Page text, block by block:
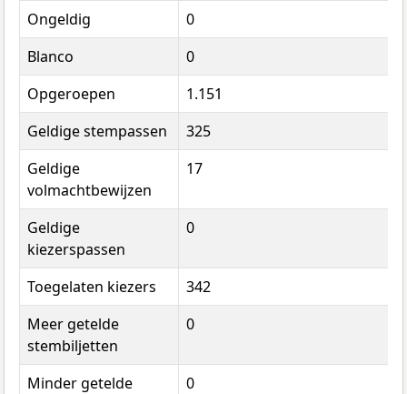
Ongeldig
0
Blanco
0
Opgeroepen
1.151
Geldige stempassen
325
Geldige
volmachtbewijzen
17
Geldige
kiezerspassen
0
Toegelaten kiezers
342
Meer getelde
stembiljetten
0
Minder getelde 0